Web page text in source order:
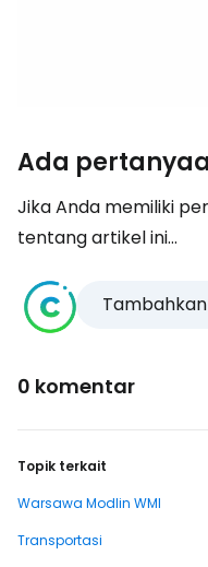
Ada
Jika Anda memiliki
tentang artikel ini...
0 komentar
Topik terkait
Warsawa Modlin WMI
Transportasi